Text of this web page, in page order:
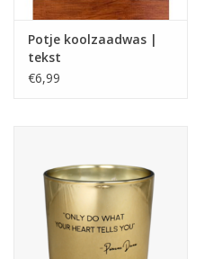
Potje koolzaadwas |
tekst
€6,99